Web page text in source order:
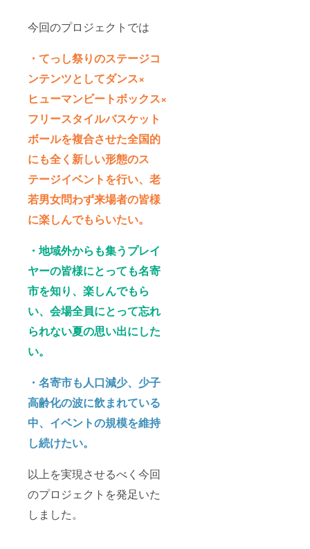
今回のプロジェクトでは
・てっし祭りのステージコ
ンテンツとしてダンス×
ヒューマンビートボックス×
フリースタイルバスケット
ボールを複合させた全国的
にも全く新しい形態のス
テージイベントを行い、老
若男女問わず来場者の皆様
に楽しんでもらいたい。
・地域外からも集うプレイ
ヤーの皆様にとっても名寄
市を知り、楽しんでもら
い、会場全員にとって忘れ
られない夏の思い出にした
い。
・名寄市も人口減少、少子
高齢化の波に飲まれている
中、イベントの規模を維持
し続けたい。
以上を実現させるべく今回
のプロジェクトを発足いた
しました。